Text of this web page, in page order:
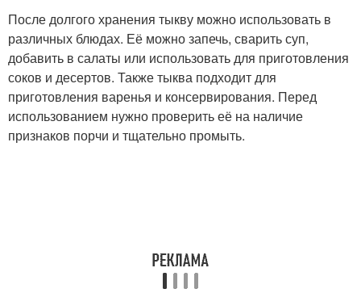
После долгого хранения тыкву можно использовать в
различных блюдах. Её можно запечь, сварить суп,
добавить в салаты или использовать для приготовления
соков и десертов. Также тыква подходит для
приготовления варенья и консервирования. Перед
использованием нужно проверить её на наличие
признаков порчи и тщательно промыть.